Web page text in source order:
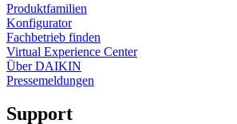
Produktfamilien
Konfigurator
Fachbetrieb finden
Virtual Experience Center
Über DAIKIN
Pressemeldungen
Support